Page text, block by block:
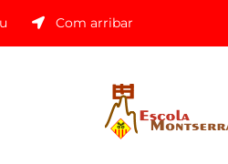
Com arribar